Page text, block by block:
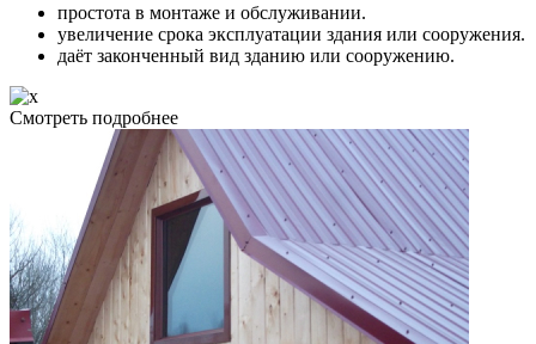
простота в монтаже и обслуживании.
увеличение срока эксплуатации здания или сооружения.
даёт законченный вид зданию или сооружению.
Смотреть подробнее